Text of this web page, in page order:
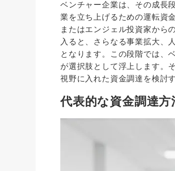
ベンチャー企業は、その成長
業を立ち上げるための運転資
またはエンジェル投資家から
入ると、さらなる事業拡大、
となります。この段階では、
が選択肢として浮上します。
視野に入れた資金調達を検討
代表的な資金調達